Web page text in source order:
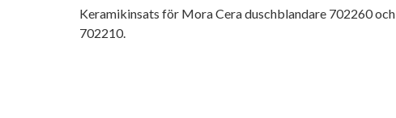
Keramikinsats för Mora Cera duschblandare 702260 och
702210.